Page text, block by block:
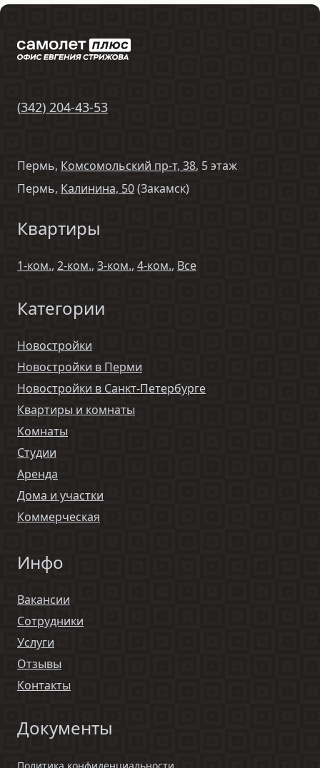
(342) 204-43-53
Пермь, Комсомольский пр-т, 38, 5 этаж
Пермь, Калинина, 50(Закамск)
Квартиры
1-ком., 2-ком., 3-ком., 4-ком., Все
Категории
Новостройки
Новостройки в Перми
Новостройки в Санкт-Петербурге
Квартиры и комнаты
Комнаты
Студии
Аренда
Дома и участки
Коммерческая
Инфо
Вакансии
Сотрудники
Услуги
Отзывы
Контакты
Документы